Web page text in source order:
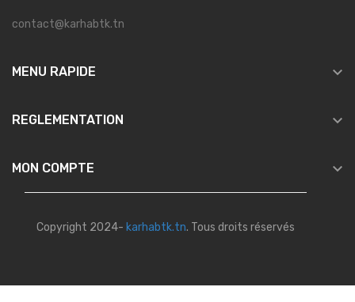
contact@karhabtk.tn
MENU RAPIDE 
REGLEMENTATION 
MON COMPTE 
Copyright 2024- karhabtk.tn. Tous droits réservés